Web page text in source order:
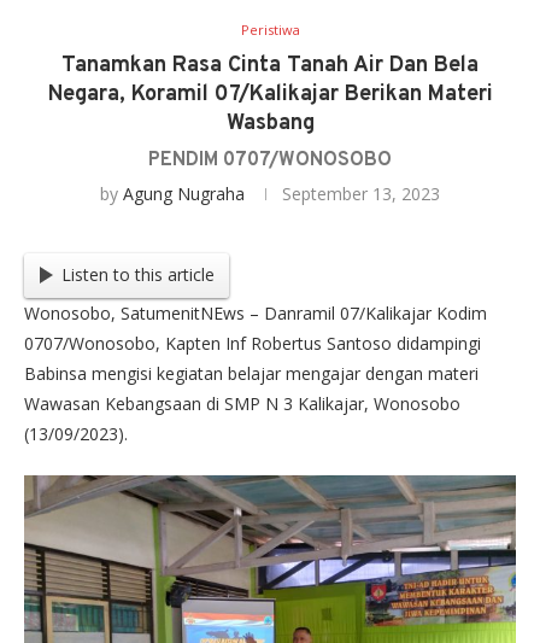
Peristiwa
Tanamkan Rasa Cinta Tanah Air Dan Bela
Negara, Koramil 07/Kalikajar Berikan Materi
Wasbang
PENDIM 0707/WONOSOBO
by Agung Nugraha September 13, 2023
Listen to this article
Wonosobo, SatumenitNEws – Danramil 07/Kalikajar Kodim
0707/Wonosobo, Kapten Inf Robertus Santoso didampingi
Babinsa mengisi kegiatan belajar mengajar dengan materi
Wawasan Kebangsaan di SMP N 3 Kalikajar, Wonosobo
(13/09/2023).